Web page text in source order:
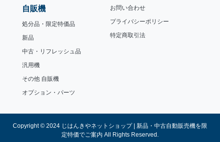
自販機
処分品・限定特価品
新品
中古・リフレッシュ品
汎用機
その他 自販機
オプション・パーツ
お問い合わせ
プライバシーポリシー
特定商取引法
Copyright © 2024 じはんきやネットショップ | 新品・中古自動販売機を限
定特価でご案内 All Rights Reserved.